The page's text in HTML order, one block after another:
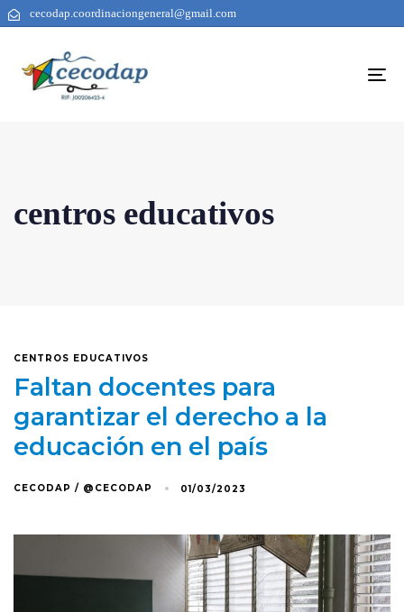
cecodap.coordinaciongeneral@gmail.com
centros educativos
CENTROS EDUCATIVOS
Faltan docentes para
garantizar el derecho a la
educación en el país
CECODAP / @CECODAP 01/03/2023